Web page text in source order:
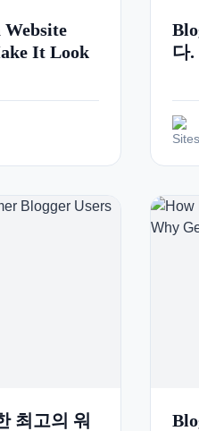
Website
It Look
다.
최고의 워